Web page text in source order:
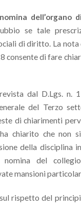
dell’organo
se tale
di diritto. La
consente di fare
dal D.Lgs. n.
del Terzo
di chiarimenti
chiarito che non
della disciplina
del collegio
mansioni
rispetto del